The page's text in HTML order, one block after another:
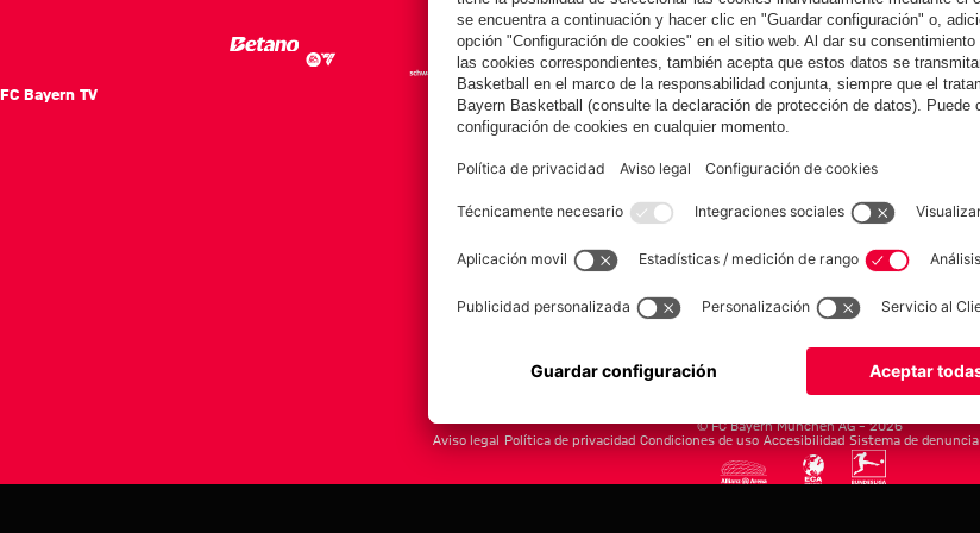
FC Bayern TV
FC Bayern.com
Noticias
Club
© FC Bayern München AG – 2026
Aviso legal Política de privacidad Condiciones de uso Accesibilidad Sistema de denuncia